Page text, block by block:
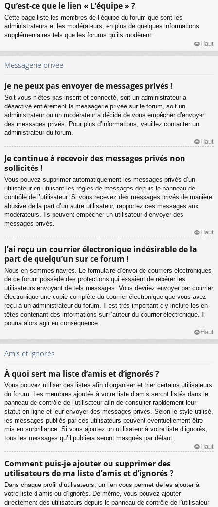
Qu’est-ce que le lien « L’équipe » ?
Cette page liste les membres de l’équipe du forum que sont les
administrateurs et les modérateurs, en plus de quelques informations
supplémentaires tels que les forums qu’ils modèrent.
Haut
Messagerie privée
Je ne peux pas envoyer de messages privés !
Soit vous n’êtes pas inscrit et connecté, soit un administrateur a
désactivé entièrement la messagerie privée sur le forum, soit un
administrateur ou un modérateur a décidé de vous empêcher d’envoyer
des messages privés. Pour plus d’informations, veuillez contacter un
administrateur du forum.
Haut
Je continue à recevoir des messages privés non
sollicités !
Vous pouvez supprimer automatiquement les messages privés d’un
utilisateur en utilisant les règles de messages depuis le panneau de
contrôle de l’utilisateur. Si vous recevez des messages privés de manière
abusive de la part d’un autre utilisateur, rapportez ces messages aux
modérateurs. Ils peuvent empêcher un utilisateur d’envoyer des
messages privés.
Haut
J’ai reçu un courrier électronique indésirable de la
part de quelqu’un sur ce forum !
Nous en sommes navrés. Le formulaire d’envoi de courriers électroniques
de ce forum possède des protections qui essaient de repérer les
utilisateurs envoyant de tels messages. Vous devriez envoyer par courrier
électronique une copie complète du courrier électronique que vous avez
reçu à un administrateur du forum. Il est très important d’y inclure les en-
têtes contenant des informations sur l’auteur du courrier électronique. Il
pourra alors agir en conséquence.
Haut
Amis et ignorés
À quoi sert ma liste d’amis et d’ignorés ?
Vous pouvez utiliser ces listes afin d’organiser et trier certains utilisateurs
du forum. Les membres ajoutés à votre liste d’amis seront listés dans le
panneau de contrôle de l’utilisateur afin de consulter rapidement leur
statut en ligne et leur envoyer des messages privés. Selon le style utilisé,
les messages publiés par ces utilisateurs peuvent éventuellement être
mis en surbrillance. Si vous ajoutez un utilisateur à votre liste d’ignorés,
tous les messages qu’il publiera seront masqués par défaut.
Haut
Comment puis-je ajouter ou supprimer des
utilisateurs de ma liste d’amis et d’ignorés ?
Dans chaque profil d’utilisateurs, un lien vous permet de les ajouter à
votre liste d’amis ou d’ignorés. De même, vous pouvez ajouter
directement des utilisateurs depuis le panneau de contrôle de l’utilisateur